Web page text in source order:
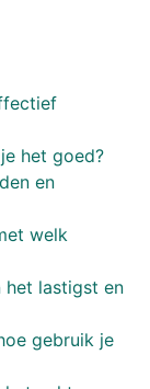
het goed?
en
welk
het lastigst en
gebruik je